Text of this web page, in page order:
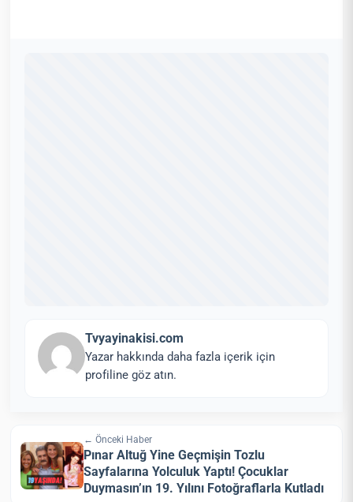
Tvyayinakisi.com
Yazar hakkında daha fazla içerik için
profiline göz atın.
← Önceki Haber
Pınar Altuğ Yine Geçmişin Tozlu
Sayfalarına Yolculuk Yaptı! Çocuklar
Duymasın’ın 19. Yılını Fotoğraflarla Kutladı